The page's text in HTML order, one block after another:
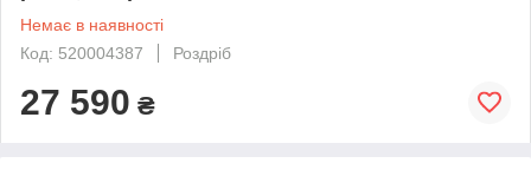
Немає в наявності
Код: 520004387
Роздріб
27 590 ₴